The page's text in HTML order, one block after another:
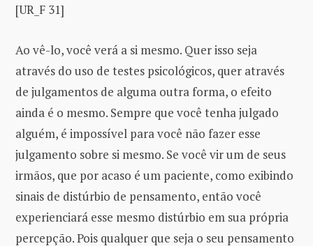
[UR_F 31]
Ao vê-lo, você verá a si mesmo. Quer isso seja
através do uso de testes psicológicos, quer através
de julgamentos de alguma outra forma, o efeito
ainda é o mesmo. Sempre que você tenha julgado
alguém, é impossível para você não fazer esse
julgamento sobre si mesmo. Se você vir um de seus
irmãos, que por acaso é um paciente, como exibindo
sinais de distúrbio de pensamento, então você
experienciará esse mesmo distúrbio em sua própria
percepção. Pois qualquer que seja o seu pensamento